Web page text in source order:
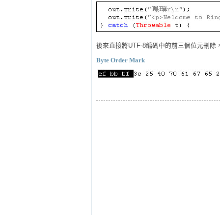
後來直接將UTF-8編碼中的前三個位元刪
Byte Order Mark